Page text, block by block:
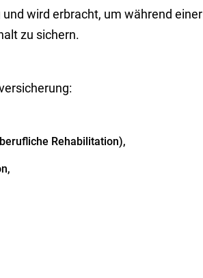
wird erbracht, um während einer
zu sichern.
Rehabilitation),